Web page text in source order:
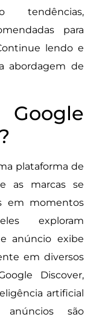
tendências,
para
lendo e
abordagem de
plataforma de
as marcas se
em momentos
exploram
anúncio exibe
em diversos
Discover,
artificial
são